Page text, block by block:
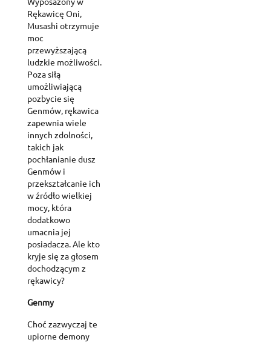
Rękawicę Oni,
Musashi otrzymuje
moc
przewyższającą
ludzkie możliwości.
Poza siłą
umożliwiającą
pozbycie się
Genmów, rękawica
zapewnia wiele
innych zdolności,
takich jak
pochłanianie dusz
Genmów i
przekształcanie ich
w źródło wielkiej
mocy, która
dodatkowo
umacnia jej
posiadacza. Ale kto
kryje się za głosem
dochodzącym z
rękawicy?
Genmy
Choć zazwyczaj te
upiorne demony